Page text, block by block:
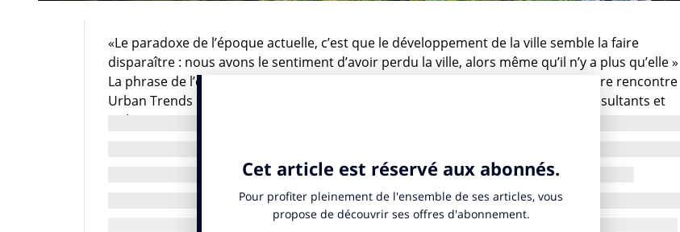
«Le paradoxe de l’époque actuelle, c’est que le développement de la ville semble la faire
disparaître : nous avons le sentiment d’avoir perdu la ville, alors même qu’il n’y a plus qu’elle »
La phrase de l’ethnologue Marc Augé résume bien la problématique de la première rencontre
Urban Trends organisée par Adeline Attia, fondatrice et directrice d’Allegoria Consultants et
Hubert Musse, Directeur d’Etudes.
synthèse autour des nouveaux enjeux de la ville, qui regroupe sociologues, philosophes,
urbanistes français et étrangers, entrepreneurs et annonceurs qui agissent au coeur de la ville
: annonceurs, afficheurs,distributeurs, bâtisseurs, opérateurs multimédia, fournisseurs d’accès